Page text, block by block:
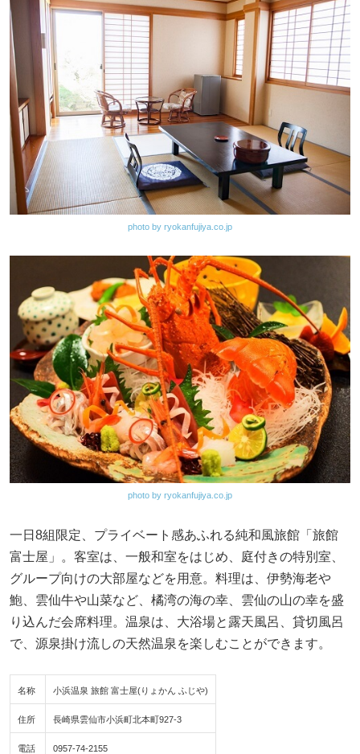
photo by ryokanfujiya.co.jp
photo by ryokanfujiya.co.jp
一日8組限定、プライベート感あふれる純和風旅館「旅館
富士屋」。客室は、一般和室をはじめ、庭付きの特別室、
グループ向けの大部屋などを用意。料理は、伊勢海老や
鮑、雲仙牛や山菜など、橘湾の海の幸、雲仙の山の幸を盛
り込んだ会席料理。温泉は、大浴場と露天風呂、貸切風呂
で、源泉掛け流しの天然温泉を楽しむことができます。
名称 小浜温泉 旅館 富士屋(りょかん ふじや)
住所 長崎県雲仙市小浜町北本町927-3
電話 0957-74-2155